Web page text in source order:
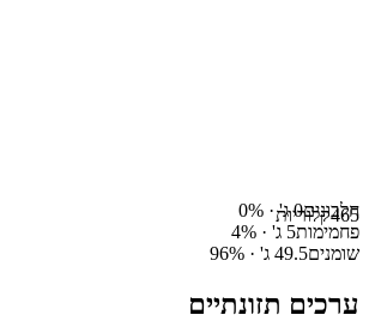
465קלוריותחלבונים0ג' · 0%
פחמימות5 ג' · 4%
שומנים49.5 ג' · 96%
ערכים תזונתיים